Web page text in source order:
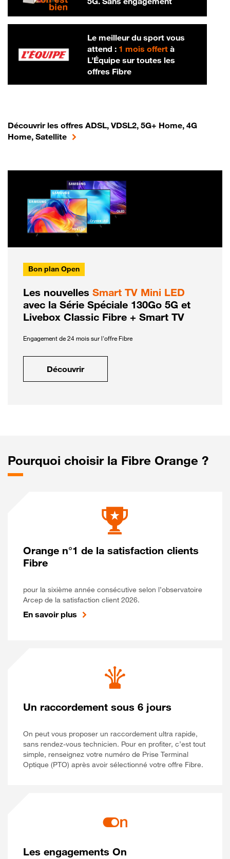
Le meilleur du sport vous
attend : 1 mois offertà
L’Équipe sur toutes les
offres Fibre
Découvrir les offres ADSL, VDSL2, 5G+ Home, 4G
Home, Satellite
Bon plan Open
Les nouvelles Smart TV Mini LED
avec la Série Spéciale 130Go 5G et
Livebox Classic Fibre + Smart TV
Engagement de 24 mois sur l'offre Fibre
Découvrir
Pourquoi choisir la Fibre Orange ?
Orange n°1 de la satisfaction clients
Fibre
pour la sixième année consécutive selon l’observatoire
Arcep de la satisfaction client 2026.
En savoir plus
Un raccordement sous 6 jours
On peut vous proposer un raccordement ultra rapide,
sans rendez-vous technicien. Pour en profiter, c’est tout
simple, renseignez votre numéro de Prise Terminal
Optique (PTO) après avoir sélectionné votre offre Fibre.
Les engagements On